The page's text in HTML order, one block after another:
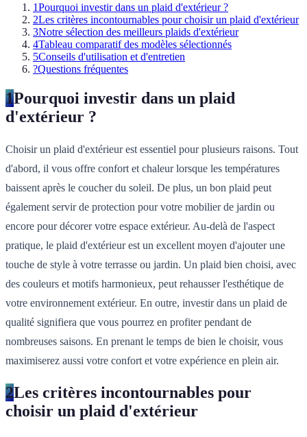
1Pourquoi investir dans un plaid d'extérieur ?
2Les critères incontournables pour choisir un plaid d'extérieur
3Notre sélection des meilleurs plaids d'extérieur
4Tableau comparatif des modèles sélectionnés
5Conseils d'utilisation et d'entretien
?Questions fréquentes
1Pourquoi investir dans un plaid
d'extérieur ?
Choisir un plaid d'extérieur est essentiel pour plusieurs raisons. Tout
d'abord, il vous offre confort et chaleur lorsque les températures
baissent après le coucher du soleil. De plus, un bon plaid peut
également servir de protection pour votre mobilier de jardin ou
encore pour décorer votre espace extérieur. Au-delà de l'aspect
pratique, le plaid d'extérieur est un excellent moyen d'ajouter une
touche de style à votre terrasse ou jardin. Un plaid bien choisi, avec
des couleurs et motifs harmonieux, peut rehausser l'esthétique de
votre environnement extérieur. En outre, investir dans un plaid de
qualité signifiera que vous pourrez en profiter pendant de
nombreuses saisons. En prenant le temps de bien le choisir, vous
maximiserez aussi votre confort et votre expérience en plein air.
2Les critères incontournables pour
choisir un plaid d'extérieur